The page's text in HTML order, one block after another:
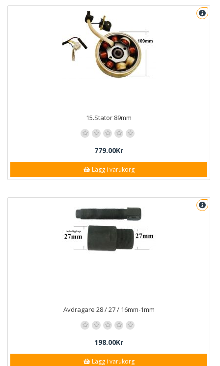
15.Stator 89mm
779.00Kr
Lägg i varukorg
Avdragare 28 / 27 / 16mm-1mm
198.00Kr
Lägg i varukorg